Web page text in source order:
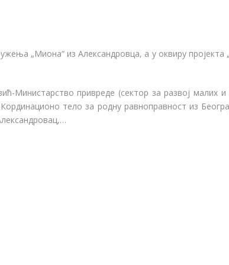
„Миона“ из Александровца, а у оквиру пројекта
Министарство привреде (сектор за развој малих
тело за родну равноправност из